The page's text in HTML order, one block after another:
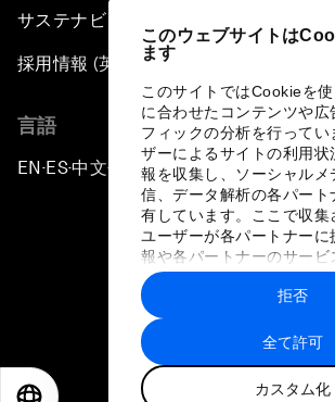
このウェブサイトは
ます
このサイトではCookieを
に合わせたコンテンツや広
フィックの分析を行ってい
ザーによるサイトの利用状
報を収集し、ソーシャルメ
信、データ解析の各パート
有しています。ここで収集
ユーザーが各パートナーに
報や各パートナーのサービ
に収集された情報と組み
トナーによって使用される
す。
全て許可
カスタム化
拒否
サステナビリティへの取り組み
採用情報 (英語のみ)
言語
EN ▪ ES▪中文▪ 日本語
プライバシーポリシーと利
サイトマップ
©
世界経済フォーラ